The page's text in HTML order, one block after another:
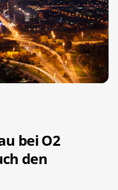
bei O2
den